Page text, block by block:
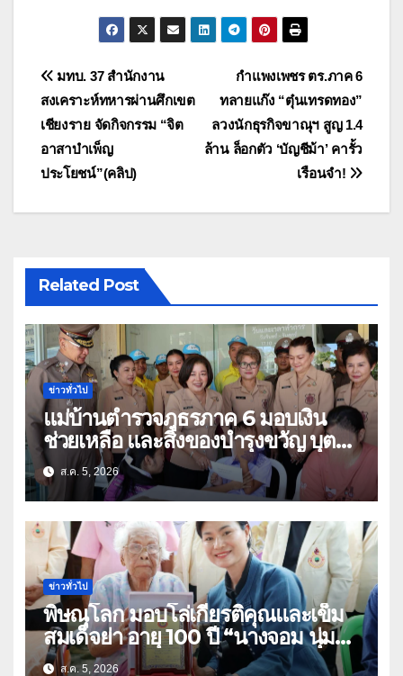
แนะแนว
เรื่อง
กำแพงเพชร ตร.ภาค 6
ทลายแก๊ง “ตุ๋นเทรดทอง”
ลวงนักธุรกิจขาณุฯ สูญ 1.4
ล้าน ล็อกตัว ‘บัญชีม้า’ คารั้ว
เรือนจำ!
มทบ. 37 สำนักงาน
สงเคราะห์ทหารผ่านศึกเขต
เชียงราย จัดกิจกรรม “จิต
อาสาบำเพ็ญ
ประโยชน์”(คลิป)
Related Post
ข่าวทั่วไป
แม่บ้านตำรวจภูธรภาค 6 มอบเงิน
ช่วยเหลือ และสิ่งของบำรุงขวัญ บุตร-
ธิดา ข้าราชการตำรวจจังหวัด
อุทัยธานี
ส.ค. 5, 2026
ข่าวทั่วไป
พิษณุโลก มอบโล่เกียรติคุณและเข็ม
สมเด็จย่า อายุ 100 ปี “นางจอม นุ่ม
เนตร” ตำบลบ้านกร่าง อำเภอเมือง
ส.ค. 5, 2026